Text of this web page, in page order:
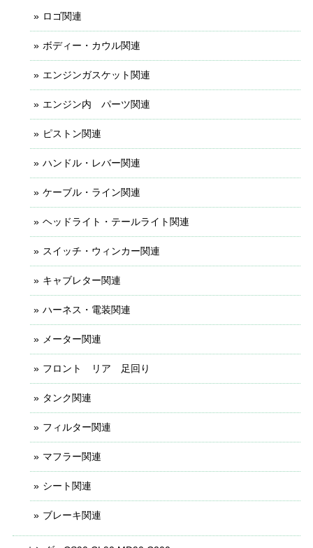
ロゴ関連
ボディー・カウル関連
エンジンガスケット関連
エンジン内 パーツ関連
ピストン関連
ハンドル・レバー関連
ケーブル・ライン関連
ヘッドライト・テールライト関連
スイッチ・ウィンカー関連
キャブレター関連
ハーネス・電装関連
メーター関連
フロント リア 足回り
タンク関連
フィルター関連
マフラー関連
シート関連
ブレーキ関連